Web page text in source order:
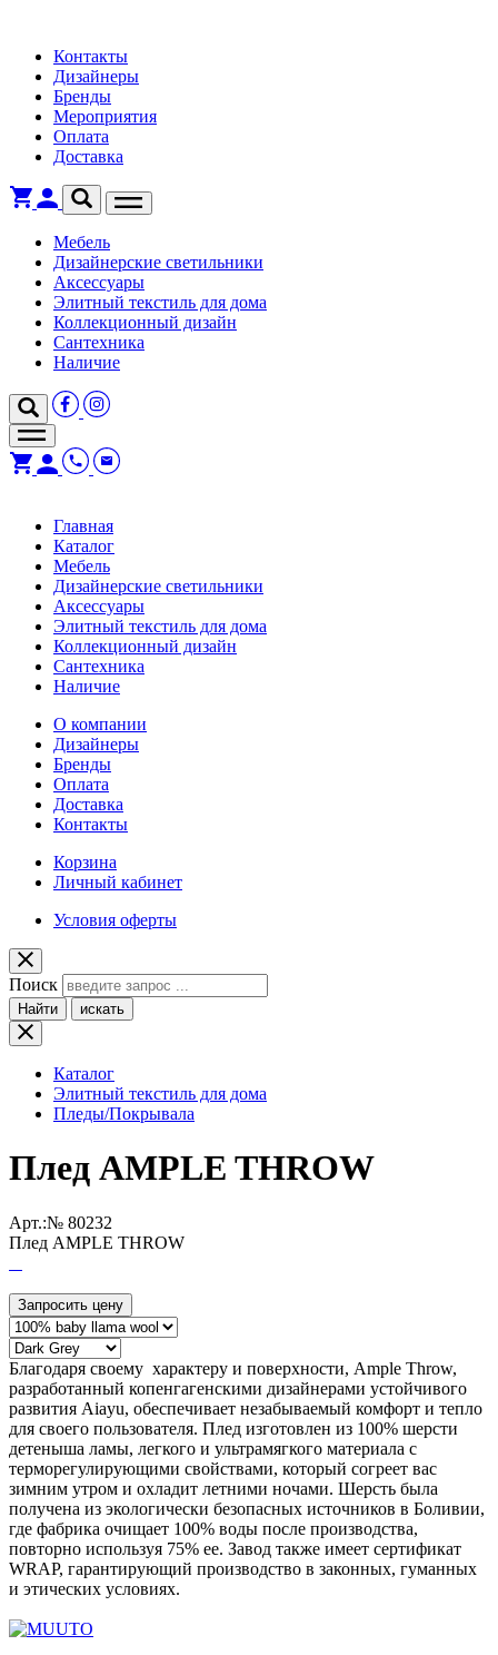
Контакты
Дизайнеры
Бренды
Мероприятия
Оплата
Доставка
Мебель
Дизайнерские светильники
Аксессуары
Элитный текстиль для дома
Коллекционный дизайн
Сантехника
Наличие
Главная
Каталог
Мебель
Дизайнерские светильники
Аксессуары
Элитный текстиль для дома
Коллекционный дизайн
Сантехника
Наличие
О компании
Дизайнеры
Бренды
Оплата
Доставка
Контакты
Корзина
Личный кабинет
Условия оферты
Поиск
Найти искать
Каталог
Элитный текстиль для дома
Пледы/Покрывала
Плед AMPLE THROW
Арт.:№ 80232
Плед AMPLE THROW
Запросить цену
Благодаря своему характеру и поверхности, Ample Throw,
разработанный копенгагенскими дизайнерами устойчивого
развития Aiayu, обеспечивает незабываемый комфорт и тепло
для своего пользователя. Плед изготовлен из 100% шерсти
детеныша ламы, легкого и ультрамягкого материала с
терморегулирующими свойствами, который согреет вас
зимним утром и охладит летними ночами. Шерсть была
получена из экологически безопасных источников в Боливии,
где фабрика очищает 100% воды после производства,
повторно используя 75% ее. Завод также имеет сертификат
WRAP, гарантирующий производство в законных, гуманных
и этических условиях.